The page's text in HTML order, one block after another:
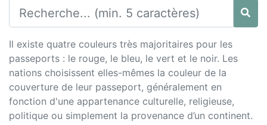
Il existe quatre couleurs très majoritaires pour les
passeports : le rouge, le bleu, le vert et le noir. Les
nations choisissent elles-mêmes la couleur de la
couverture de leur passeport, généralement en
fonction d'une appartenance culturelle, religieuse,
politique ou simplement la provenance d’un continent.